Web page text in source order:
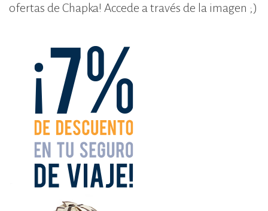
ofertas de Chapka! Accede a través de la imagen ;)